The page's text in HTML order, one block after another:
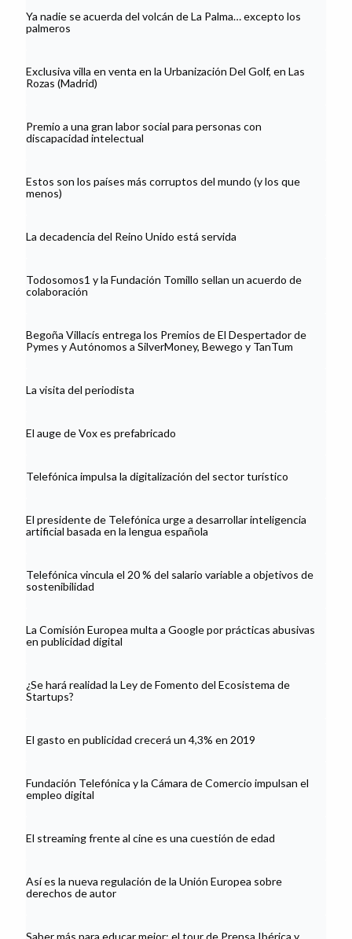
Ya nadie se acuerda del volcán de La Palma… excepto los
palmeros
Exclusiva villa en venta en la Urbanización Del Golf, en Las
Rozas (Madrid)
Premio a una gran labor social para personas con
discapacidad intelectual
Estos son los países más corruptos del mundo (y los que
menos)
La decadencia del Reino Unido está servida
Todosomos1 y la Fundación Tomillo sellan un acuerdo de
colaboración
Begoña Villacís entrega los Premios de El Despertador de
Pymes y Autónomos a SilverMoney, Bewego y TanTum
La visita del periodista
El auge de Vox es prefabricado
Telefónica impulsa la digitalización del sector turístico
El presidente de Telefónica urge a desarrollar inteligencia
artificial basada en la lengua española
Telefónica vincula el 20 % del salario variable a objetivos de
sostenibilidad
La Comisión Europea multa a Google por prácticas abusivas
en publicidad digital
¿Se hará realidad la Ley de Fomento del Ecosistema de
Startups?
El gasto en publicidad crecerá un 4,3% en 2019
Fundación Telefónica y la Cámara de Comercio impulsan el
empleo digital
El streaming frente al cine es una cuestión de edad
Así es la nueva regulación de la Unión Europea sobre
derechos de autor
Saber más para educar mejor: el tour de Prensa Ibérica y